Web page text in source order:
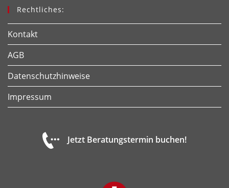
Rechtliches:
Kontakt
AGB
Datenschutzhinweise
Impressum
Jetzt Beratungstermin buchen!